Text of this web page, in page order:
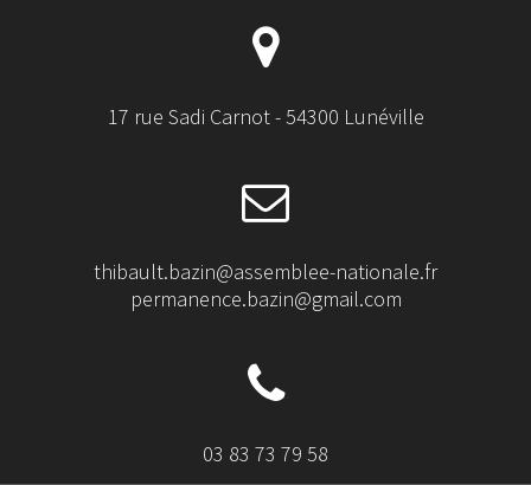
17 rue Sadi Carnot - 54300 Lunéville
thibault.bazin@assemblee-nationale.fr
permanence.bazin@gmail.com
03 83 73 79 58